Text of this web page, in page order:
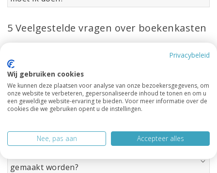
5 Veelgestelde vragen over boekenkasten
5.1 Wat zet ik in mijn boekenkast?
5.2 Hoe maak ik een boekenkast schoon?
5.3 Hoeveel ruimte tussen de boekenkast
gemaakt worden?
Privacybeleid
Wij gebruiken cookies
We kunnen deze plaatsen voor analyse van onze bezoekersgegevens, om
onze website te verbeteren, gepersonaliseerde inhoud te tonen en om u
een geweldige website-ervaring te bieden. Voor meer informatie over de
cookies die we gebruiken opent u de instellingen.
Nee, pas aan Accepteer alles